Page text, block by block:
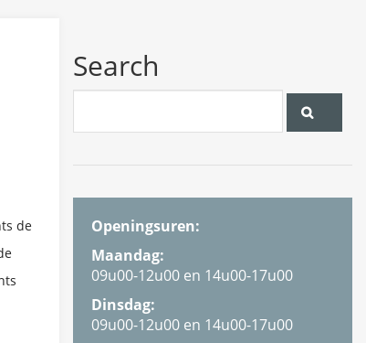
de
Search
Openingsuren:
Maandag:
09u00-12u00 en 14u00-17u00
Dinsdag:
09u00-12u00 en 14u00-17u00